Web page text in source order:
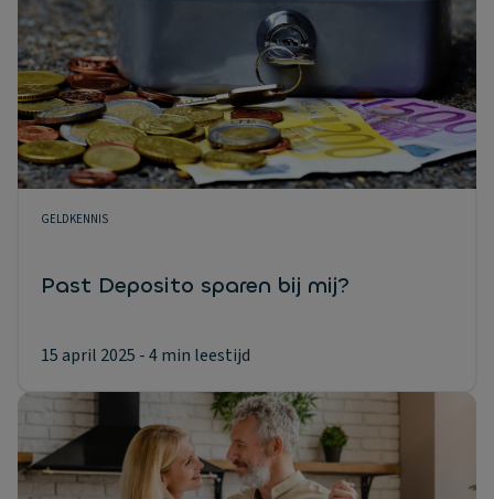
GELDKENNIS
Past Deposito sparen bij mij?
15 april 2025 - 4 min leestijd